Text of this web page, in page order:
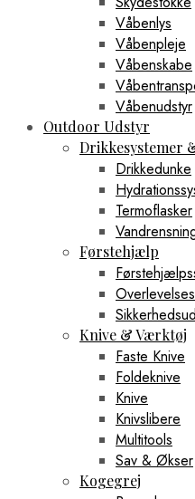
Våbenlys
Våbenpleje
Våbenskabe
Våbenudstyr
Outdoor Udstyr
Drikkesystemer
Drikkedunke
Termoflasker
Førstehjælp
Knive & Værktøj
Faste Knive
Foldeknive
Knive
Knivslibere
Multitools
Sav & Økser
Kogegrej